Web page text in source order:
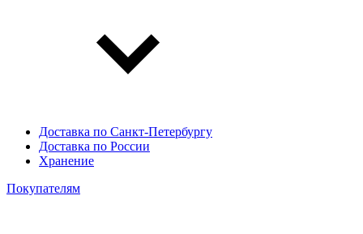
Доставка по Санкт-Петербургу
Доставка по России
Хранение
Покупателям